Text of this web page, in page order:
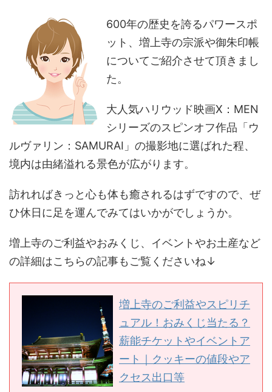
600年の歴史を誇るパワースポ
ット、増上寺の宗派や御朱印帳
についてご紹介させて頂きまし
た。
大人気ハリウッド映画X：MEN
シリーズのスピンオフ作品「ウ
ルヴァリン：SAMURAI」の撮影地に選ばれた程、
境内は由緒溢れる景色が広がります。
訪れればきっと心も体も癒されるはずですので、ぜ
ひ休日に足を運んでみてはいかがでしょうか。
増上寺のご利益やおみくじ、イベントやお土産など
の詳細はこちらの記事もご覧くださいね↓
増上寺のご利益やスピリチ
ュアル！おみくじ当たる？
薪能チケットやイベントア
ート｜クッキーの値段やア
クセス出口等